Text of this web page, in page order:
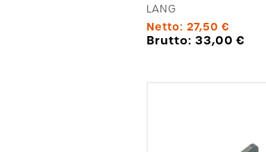
LANG
Netto: 27,50 €
Brutto: 33,00€